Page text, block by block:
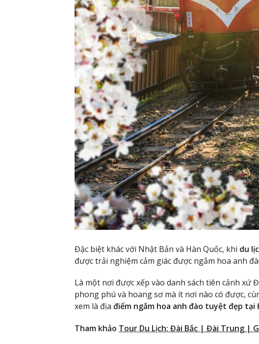
Đặc biệt khác với Nhật Bản và Hàn Quốc, khi du
được trải nghiệm cảm giác được ngắm hoa anh
Là một nơi được xếp vào danh sách tiên cảnh xứ
phong phú và hoang sơ mà ít nơi nào có được,
xem là địa điểm ngắm hoa anh đào tuyệt đẹp tại
Tham khảo Tour Du Lịch: Đài Bắc | Đài Trung |